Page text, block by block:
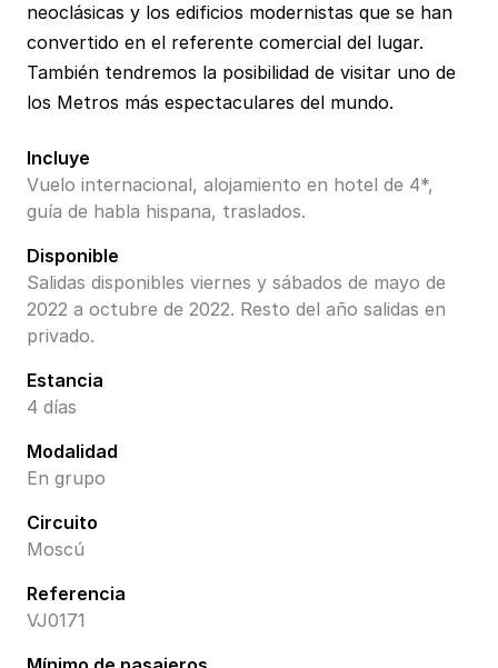
neoclásicas y los edificios modernistas que se han
convertido en el referente comercial del lugar.
También tendremos la posibilidad de visitar uno de
los Metros más espectaculares del mundo.
Incluye
Vuelo internacional, alojamiento en hotel de 4*,
guía de habla hispana, traslados.
Disponible
Salidas disponibles viernes y sábados de mayo de
2022 a octubre de 2022. Resto del año salidas en
privado.
Estancia
4 días
Modalidad
En grupo
Circuito
Moscú
Referencia
VJ0171